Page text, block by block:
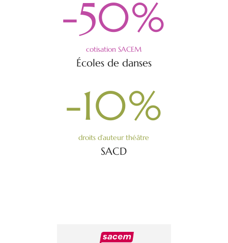
-50%
cotisation SACEM
Écoles de danses
-10%
droits d’auteur théâtre
SACD